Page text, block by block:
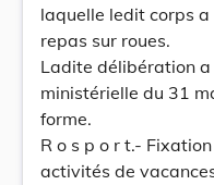
laquelle ledit corps
repas sur roues.
Ladite délibération
ministérielle du 31
forme.
R o s p o r t.-
activités de